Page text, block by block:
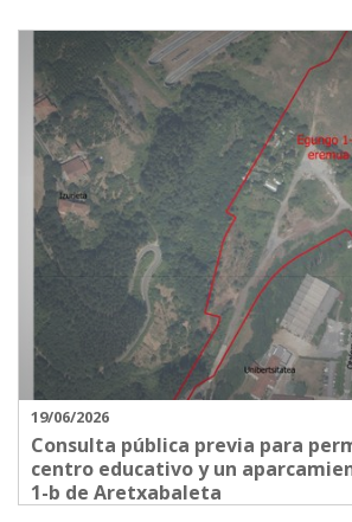
19/06/2026
Consulta pública previa para
centro educativo y un
1-b de Aretxabaleta